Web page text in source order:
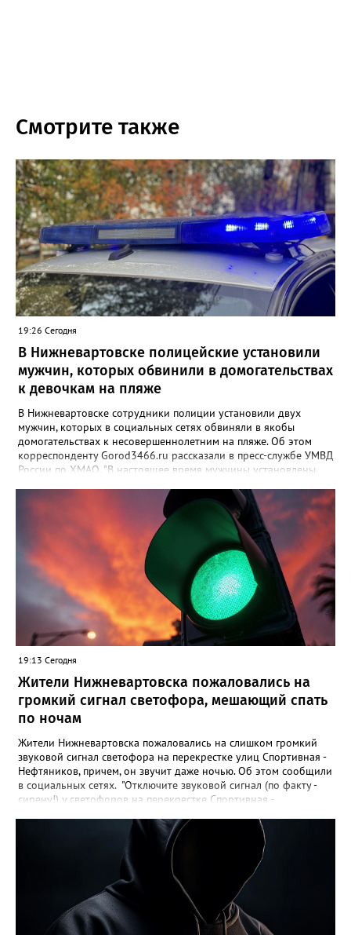
Смотрите также
19:26 Сегодня
В Нижневартовске полицейские установили
мужчин, которых обвинили в домогательствах
к девочкам на пляже
В Нижневартовске сотрудники полиции установили двух
мужчин, которых в социальных сетях обвиняли в якобы
домогательствах к несовершеннолетним на пляже. Об этом
корреспонденту Gorod3466.ru рассказали в пресс-службе УМВД
России по ХМАО. "В настоящее время мужчины установлены.
правонарушения пока не подтверждается", - заявили в пресс-
службе ведомства. Ранее Gorod3466.ru сообщал, что жители
Нижневартовска рассказывали в соцсетях, что на озере
Молодежное заметили двух пьяных мужчин, которые
домогались до несовершеннолетних девочек.
19:13 Сегодня
Жители Нижневартовска пожаловались на
громкий сигнал светофора, мешающий спать
по ночам
Жители Нижневартовска пожаловались на слишком громкий
звуковой сигнал светофора на перекрестке улиц Спортивная -
Нефтяников, причем, он звучит даже ночью. Об этом сообщили
в социальных сетях. "Отключите звуковой сигнал (по факту -
сирену!) у светофоров на перекрестке Спортивная -
врубается на ночь! Он мешает спать жителям всех
близлежащих домов! Мало нам по ночам шума от питбайкеров
и авто, чтобы еще из-за вашей свистелки страдать", - сказано в
сообщении. В МБУ "Управление по дорожному хозяйству и
благоустройству" Нижневартовска корреспонденту
Gorod3466.ru сообщили, что звуковые оповещатели на
светофорных объектах оборудованы в соответствии с ГОСТ,
при согласовании с обществом слепых. "Их наличие строго